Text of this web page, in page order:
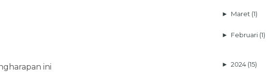
ini
► Maret (1)
► Februari (1)
► 2024 (15)